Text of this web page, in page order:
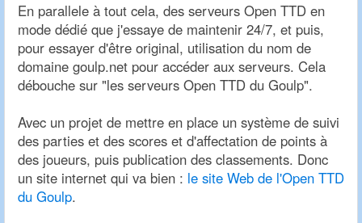
En parallele à tout cela, des serveurs Open TTD en
mode dédié que j'essaye de maintenir 24/7, et puis,
pour essayer d'être original, utilisation du nom de
domaine goulp.net pour accéder aux serveurs. Cela
débouche sur "les serveurs Open TTD du Goulp".
Avec un projet de mettre en place un système de suivi
des parties et des scores et d'affectation de points à
des joueurs, puis publication des classements. Donc
un site internet qui va bien : le site Web de l'Open TTD
du Goulp.